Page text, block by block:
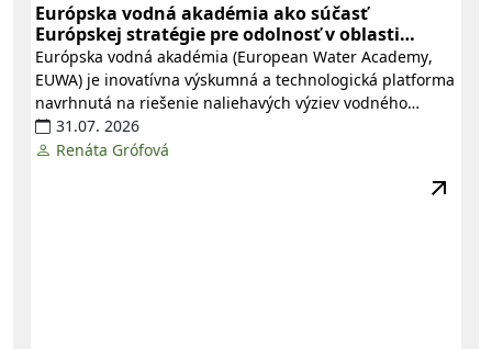
Európska vodná akadémia ako súčasť
Európskej stratégie pre odolnosť v oblasti
vody
Európska vodná akadémia (European Water Academy,
EUWA) je inovatívna výskumná a technologická platforma
navrhnutá na riešenie naliehavých výziev vodného
hospodárstva. Jej cieľom je posilňovať pokrokovú
spoluprácu a verejno-súkromné partnerstvo medzi
31.07. 2026
Renáta Grófová